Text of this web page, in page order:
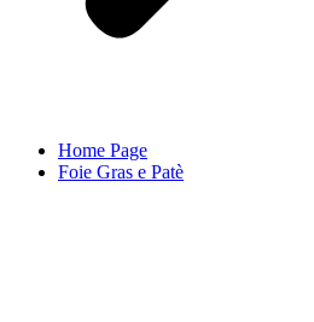
Home Page
Foie Gras e Patè